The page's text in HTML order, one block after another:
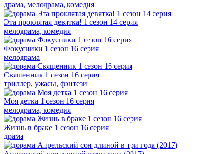
драма, мелодрама, комедия
Эта проклятая девятка! 1 сезон 14 серия
мелодрама, комедия
Фокусники 1 сезон 16 серия
мелодрама
Священник 1 сезон 16 серия
триллер, ужасы, фэнтези
Моя детка 1 сезон 16 серия
мелодрама, комедия
Жизнь в браке 1 сезон 16 серия
драма